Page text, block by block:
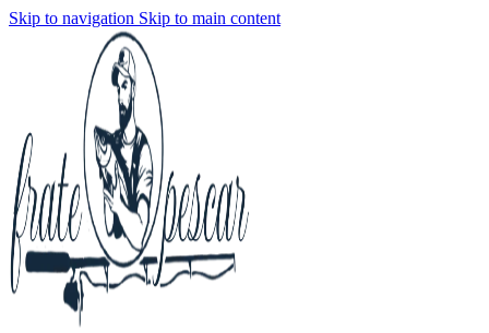
Skip to navigation Skip to main content